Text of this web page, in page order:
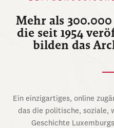
Mehr als
die seit 1954
bilden das
Ein einzigartiges, online
das die politische, soziale,
Geschichte